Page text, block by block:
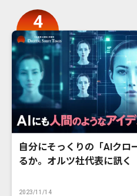
自分にそっくりの「AIクロ
るか。オルツ社代表に訊く
2023/11/14